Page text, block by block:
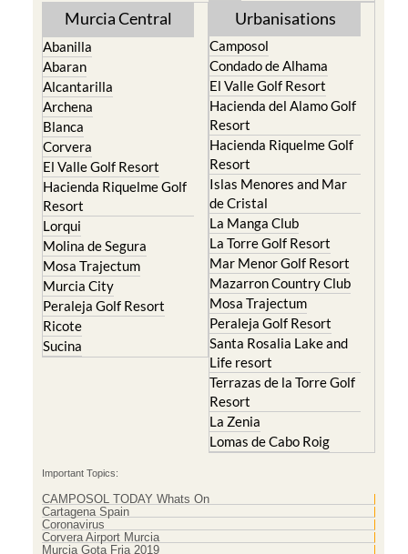
Murcia Central
Abanilla
Abaran
Alcantarilla
Archena
Blanca
Corvera
El Valle Golf Resort
Hacienda Riquelme Golf
Resort
Lorqui
Molina de Segura
Mosa Trajectum
Murcia City
Peraleja Golf Resort
Ricote
Sucina
Urbanisations
Camposol
Condado de Alhama
El Valle Golf Resort
Hacienda del Alamo Golf
Resort
Hacienda Riquelme Golf
Resort
Islas Menores and Mar
de Cristal
La Manga Club
La Torre Golf Resort
Mar Menor Golf Resort
Mazarron Country Club
Mosa Trajectum
Peraleja Golf Resort
Santa Rosalia Lake and
Life resort
Terrazas de la Torre Golf
Resort
La Zenia
Lomas de Cabo Roig
Important Topics:
CAMPOSOL TODAY Whats On
Cartagena Spain
Coronavirus
Corvera Airport Murcia
Murcia Gota Fria 2019